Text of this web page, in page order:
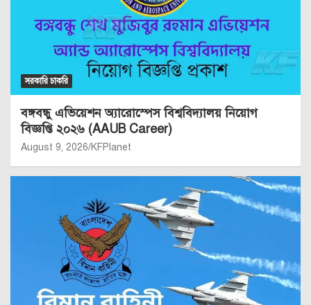
সরকারি চাকরি
বঙ্গবন্ধু এভিয়েশন অ্যারোস্পেস বিশ্ববিদ্যালয় নিয়োগ
বিজ্ঞপ্তি ২০২৬ (AAUB Career)
August 9, 2026 KFPlanet